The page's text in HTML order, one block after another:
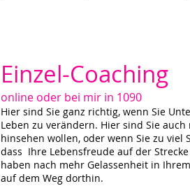
Einzel-Coaching
online oder bei mir in 1090
Hier sind Sie ganz richtig, wenn Sie
Leben zu verändern. Hier sind Sie
hinsehen wollen, oder wenn Sie zu viel
dass Ihre Lebensfreude auf der
haben nach mehr Gelassenheit in
auf dem Weg dorthin.